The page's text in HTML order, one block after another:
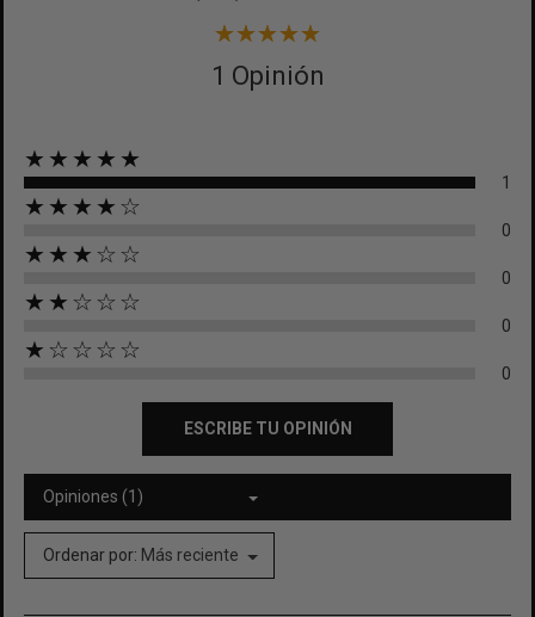
1 Opinión
★★★★★
1
★★★★☆
0
★★★☆☆
0
★★☆☆☆
0
★☆☆☆☆
0
ESCRIBE TU OPINIÓN
Opiniones (1)
Ordenar por: Más reciente